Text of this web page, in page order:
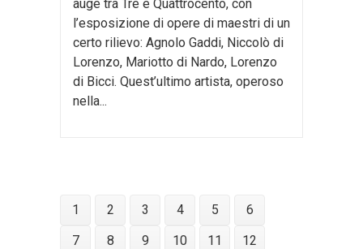
auge tra Tre e Quattrocento, con
l’esposizione di opere di maestri di un
certo rilievo: Agnolo Gaddi, Niccolò di
Lorenzo, Mariotto di Nardo, Lorenzo
di Bicci. Quest’ultimo artista, operoso
nella...
1 2 3 4 5
6
7
8 9 10 11
12